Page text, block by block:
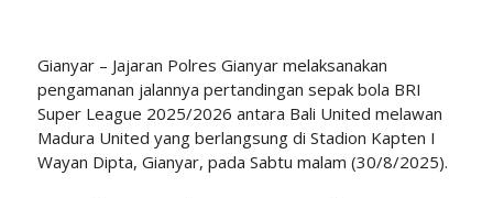
Gianyar – Jajaran Polres Gianyar melaksanakan
pengamanan jalannya pertandingan sepak bola BRI
Super League 2025/2026 antara Bali United melawan
Madura United yang berlangsung di Stadion Kapten I
Wayan Dipta, Gianyar, pada Sabtu malam (30/8/2025).